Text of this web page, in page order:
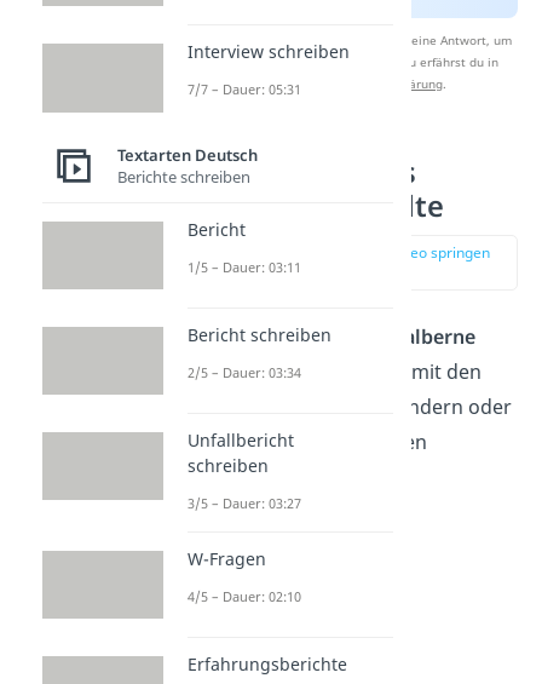
Nach Beantwortung speichern wir deine Antwort, um
Studyflix zu verbessern. Mehr dazu erfährst du in
unserer
Datenschutzerklärung.
Lustige Tschüss
Sprüche — Städte
zur Stelle im Video springen
Es gibt aber auch viele
alberne
Verabschiedungen
, die mit den
von Städten, Ländern oder
anderen geographischen
Bezeichnungen spielen:
Bis Danzig
Bis Denver
Interview schreiben
7/7 – Dauer: 05:31
Textarten Deutsch
Berichte schreiben
Bericht
1/5 – Dauer: 03:11
Bericht schreiben
2/5 – Dauer: 03:34
Unfallbericht
schreiben
3/5 – Dauer: 03:27
W-Fragen
4/5 – Dauer: 02:10
Erfahrungsberichte